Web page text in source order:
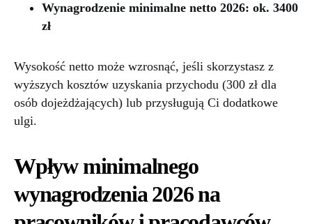
Wynagrodzenie minimalne netto 2026: ok. 3400
zł
Wysokość netto może wzrosnąć, jeśli skorzystasz z
wyższych kosztów uzyskania przychodu (300 zł dla
osób dojeżdżających) lub przysługują Ci dodatkowe
ulgi.
Wpływ minimalnego
wynagrodzenia 2026 na